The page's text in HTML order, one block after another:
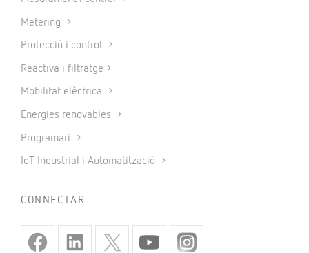
Metering
Protecció i control
Reactiva i filtratge
Mobilitat elèctrica
Energies renovables
Programari
IoT Industrial i Automatització
CONNECTAR